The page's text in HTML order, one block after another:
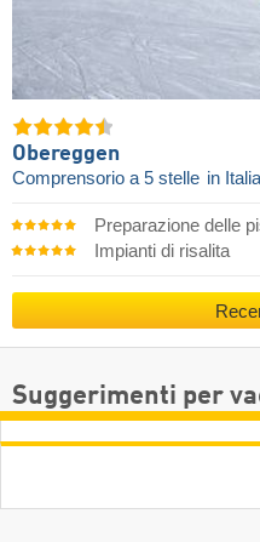
Obereggen
Comprensorio a 5 stelle in Italia
Preparazione delle
Impianti di risalita
Suggerimenti per